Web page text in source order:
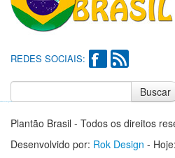
REDES SOCIAIS:
Buscar
Plantão Brasil - Todos os direitos
Desenvolvido por: Rok Design -